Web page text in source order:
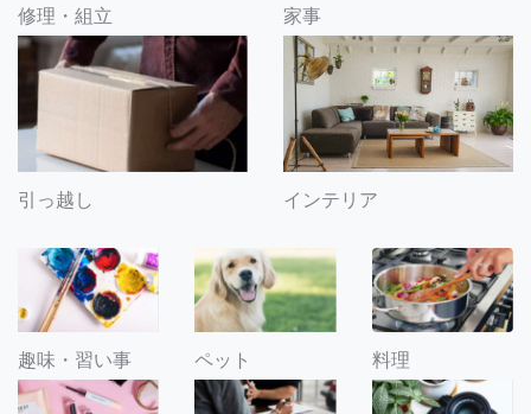
修理・組立 家事
引っ越し インテリア
趣味・習い事 ペット 料理